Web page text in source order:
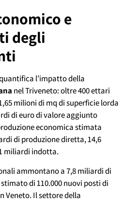
e
degli
l’impatto della
nel Triveneto: oltre 400 ettari
milioni di mq di superficie lorda
di euro di valore aggiunto
economica stimata
di produzione diretta, 14,6
miliardi indotta.
ammontano a 7,8 miliardi di
di 110.000 nuovi posti di
Veneto. Il settore della